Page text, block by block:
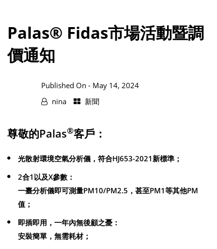
Palas® Fidas市場活動暨調
價通知
Published On - May 14, 2024
nina
新聞
尊敬的Palas®客戶：
光散射環境空氣分析儀，符合HJ653-2021新標準；
2合1以及X參數：
一臺分析儀即可測量PM10/PM2.5，甚至PM1等其他PM
值；
即插即用，一年內無後顧之憂：
安裝簡單，無需耗材；